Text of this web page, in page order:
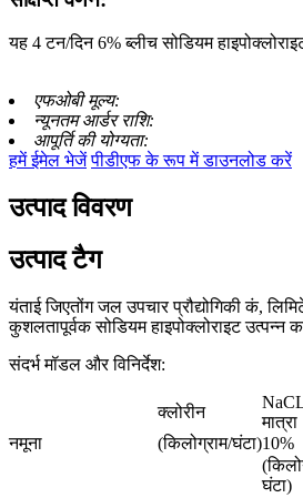
यह 4 टन/दिन 6% ब्लीच सोडियम
एफओबी मूल्य:
न्यूनतम आर्डर राशि:
आपूर्ति की योग्यता:
हमें ईमेल भेजें पीडीएफ के रूप में डाउनलोड करें
उत्पाद विवरण
उत्पाद टैग
यंताई जिएतोंग जल उपचार प्रौद्योगिकी कं,
कुशलतापूर्वक सोडियम हाइपोक्लोराइट
संदर्भ मॉडल और विनिर्देश:
नमूना
क्लोरीन
मात्रा
(किलोग्राम/घंटा)10%
घंटा)